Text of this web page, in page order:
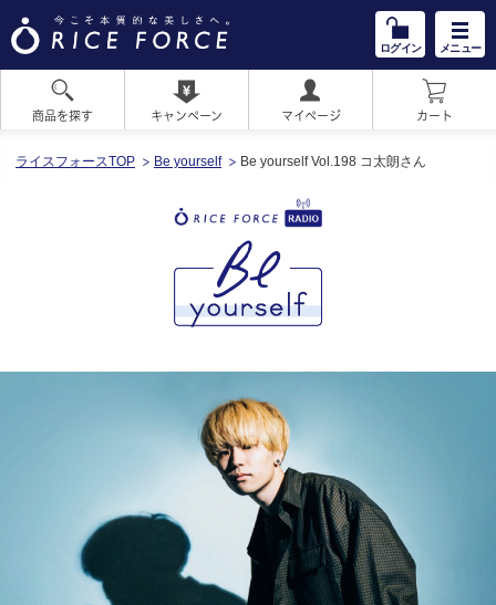
ログイン メニュー
商品を探す キャンペーン マイページ カート
ライスフォースTOP Be yourself Be yourself Vol.198 コ太朗さん